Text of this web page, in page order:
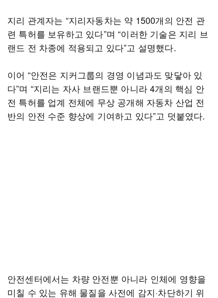
지리 관계자는 “지리자동차는 약 1500개의 안전 관
련 특허를 보유하고 있다”며 “이러한 기술은 지리 브
랜드 전 차종에 적용되고 있다”고 설명했다.
이어 “안전은 지커그룹의 경영 이념과도 맞닿아 있
다”며 “지리는 자사 브랜드뿐 아니라 4개의 핵심 안
전 특허를 업계 전체에 무상 공개해 자동차 산업 전
반의 안전 수준 향상에 기여하고 있다”고 덧붙였다.
안전센터에서는 차량 안전뿐 아니라 인체에 영향을
미칠 수 있는 유해 물질을 사전에 감지·차단하기 위